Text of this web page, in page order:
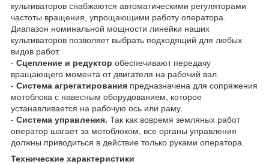
культиваторов снабжаются автоматическими регуляторами
частоты вращения, упрощающими работу оператора.
Диапазон номинальной мощности линейки наших
культиваторов позволяет выбрать подходящий для любых
видов работ.
- Сцепление и редуктор обеспечивают передачу
вращающего момента от двигателя на рабочий вал.
- Система агрегатирования предназначена для сопряжения
мотоблока с навесным оборудованием, которое
устанавливается на рабочую ось или раму.
- Система управления. Так как вовремя земляных работ
оператор шагает за мотоблоком, все органы управления
должны приводиться в действие только руками оператора.
Технические характеристики